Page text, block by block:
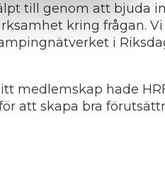
till genom att bjuda
kring frågan. Vi
i
medlemskap hade
att skapa bra